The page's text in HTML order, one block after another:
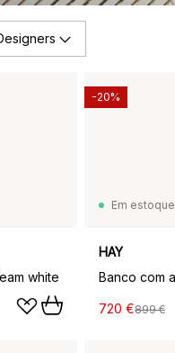
white
Em estoque
HAY
720 €899 €
-20%